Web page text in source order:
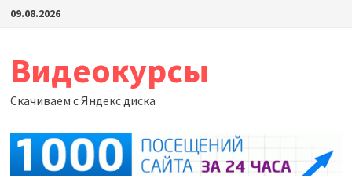
Перейти
09.08.2026
Видеокурсы
Скачиваем с Яндекс диска